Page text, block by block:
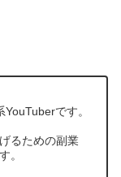
です。
るための副業
。